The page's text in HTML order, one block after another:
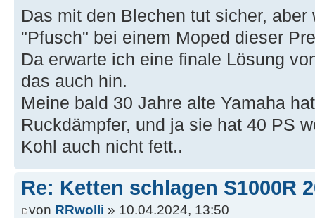
Das mit den Blechen tut sicher,
"Pfusch" bei einem Moped dieser
Da erwarte ich eine finale Lösung
das auch hin.
Meine bald 30 Jahre alte Yamaha
Ruckdämpfer, und ja sie hat 40 PS
Kohl auch nicht fett..
Re: Ketten schlagen S1000R
von RRwolli » 10.04.2024, 13:50